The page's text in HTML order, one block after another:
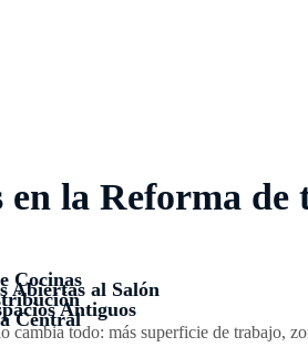
en la Reforma de
Cocinas
Abiertas al Salón
Antiguos
Central
cambia todo: más superficie de trabajo,